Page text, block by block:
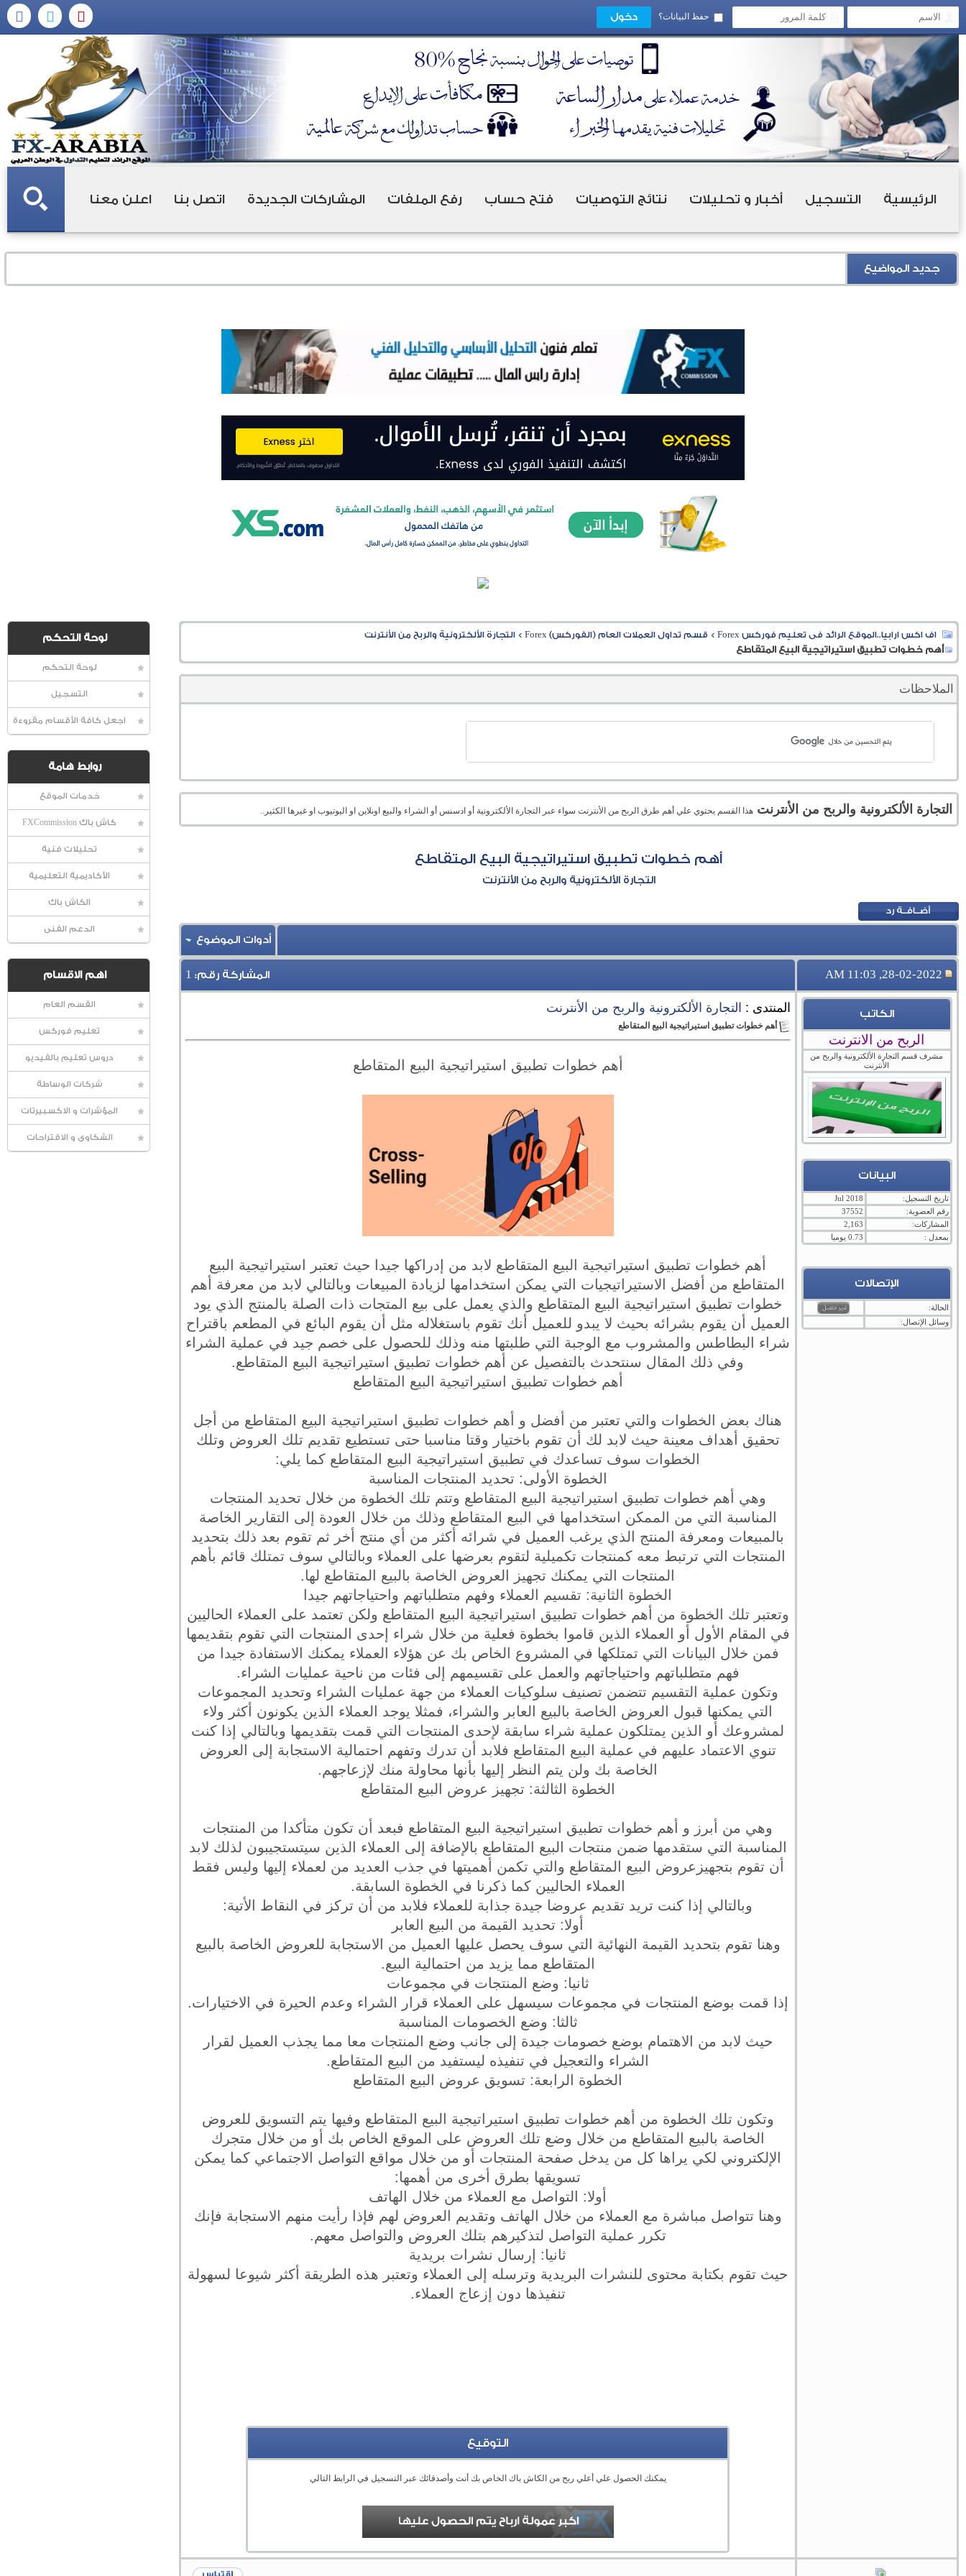
حفظ البيانات؟
الرئيسية التسجيل أخبار و تحليلات نتائج التوصيات فتح حساب رفع الملفات المشاركات الجديدة اتصل بنا اعلن معنا
جديد المواضيع
لوحة التحكم
لوحة التحكم
التسجيل
اجعل كافة الأقسام مقروءة
روابط هامة
خدمات الموقع
كاش باك FXCommission
تحليلات فنية
الأكاديمية التعليمية
الكاش باك
الدعم الفنى
اهم الاقسام
القسم العام
تعليم فوركس
دروس تعليم بالفيديو
شركات الوساطة
المؤشرات و الاكسبيرتات
الشكاوى و الاقتراحات
اف اكس ارابيا..الموقع الرائد فى تعليم فوركس Forex > قسم تداول العملات العام (الفوركس) Forex >التجارة الألكترونية والربح من الأنترنت
أهم خطوات تطبيق استيراتيجية البيع المتقاطع
الملاحظات
التجارة الألكترونية والربح من الأنترنت هذا القسم يحتوي علي أهم طرق الربح من الأنترنت سواء عبر التجارة الألكترونية أو ادسنس أو الشراء والبيع اونلاين او اليوتيوب او غيرها الكثير..
أهم خطوات تطبيق استيراتيجية البيع المتقاطع
التجارة الألكترونية والربح من الأنترنت
أدوات الموضوع
28-02-2022, 11:03 AM المشاركة رقم: 1
الكاتب
الربح من الانترنت
مشرف قسم التجارة الألكترونية والربح من
الأنترنت
البيانات
تاريخ التسجيل:
Jul 2018
رقم العضوية:
37552
المشاركات:
2,163
بمعدل :
0.73 يوميا
الإتصالات
الحالة:
وسائل الإتصال:
المنتدى : التجارة الألكترونية والربح من الأنترنت
أهم خطوات تطبيق استيراتيجية البيع المتقاطع
أهم خطوات تطبيق استيراتيجية البيع المتقاطع
أهم خطوات تطبيق استيراتيجية البيع المتقاطع لابد من إدراكها جيدا حيث تعتبر استيراتيجية البيع
المتقاطع من أفضل الاستيراتيجيات التي يمكن استخدامها لزيادة المبيعات وبالتالي لابد من معرفة أهم
خطوات تطبيق استيراتيجية البيع المتقاطع والذي يعمل على بيع المتجات ذات الصلة بالمنتج الذي يود
العميل أن يقوم بشرائه بحيث لا يبدو للعميل أنك تقوم باستغلاله مثل أن يقوم البائع في المطعم باقتراح
شراء البطاطس والمشروب مع الوجبة التي طلبتها منه وذلك للحصول على خصم جيد في عملية الشراء
وفي ذلك المقال سنتحدث بالتفصيل عن أهم خطوات تطبيق استيراتيجية البيع المتقاطع.
أهم خطوات تطبيق استيراتيجية البيع المتقاطع
هناك بعض الخطوات والتي تعتبر من أفضل و أهم خطوات تطبيق استيراتيجية البيع المتقاطع من أجل
تحقيق أهداف معينة حيث لابد لك أن تقوم باختيار وقتا مناسبا حتى تستطيع تقديم تلك العروض وتلك
الخطوات سوف تساعدك في تطبيق استيراتيجية البيع المتقاطع كما يلي:
الخطوة الأولى: تحديد المنتجات المناسبة
وهي أهم خطوات تطبيق استيراتيجية البيع المتقاطع وتتم تلك الخطوة من خلال تحديد المنتجات
المناسبة التي من الممكن استخدامها في البيع المتقاطع وذلك من خلال العودة إلى التقارير الخاصة
بالمبيعات ومعرفة المنتج الذي يرغب العميل في شرائه أكثر من أي منتج أخر ثم تقوم بعد ذلك بتحديد
المنتجات التي ترتبط معه كمنتجات تكميلية لتقوم بعرضها على العملاء وبالتالي سوف تمتلك قائم بأهم
المنتجات التي يمكنك تجهيز العروض الخاصة بالبيع المتقاطع لها.
الخطوة الثانية: تقسيم العملاء وفهم متطلباتهم واحتياجاتهم جيدا
وتعتبر تلك الخطوة من أهم خطوات تطبيق استيراتيجية البيع المتقاطع ولكن تعتمد على العملاء الحاليين
في المقام الأول أو العملاء الذين قاموا بخطوة فعلية من خلال شراء إحدى المنتجات التي تقوم بتقديمها
فمن خلال البيانات التي تمتلكها في المشروع الخاص بك عن هؤلاء العملاء يمكنك الاستفادة جيدا من
فهم متطلباتهم واحتياجاتهم والعمل على تقسيمهم إلى فئات من ناحية عمليات الشراء.
وتكون عملية التقسيم تتضمن تصنيف سلوكيات العملاء من جهة عمليات الشراء وتحديد المجموعات
التي يمكنها قبول العروض الخاصة بالبيع العابر والشراء، فمثلا يوجد العملاء الذين يكونون أكثر ولاء
لمشروعك أو الذين يمتلكون عملية شراء سابقة لإحدى المنتجات التي قمت بتقديمها وبالتالي إذا كنت
تنوي الاعتماد عليهم في عملية البيع المتقاطع فلابد أن تدرك وتفهم احتمالية الاستجابة إلى العروض
الخاصة بك ولن يتم النظر إليها بأنها محاولة منك لإزعاجهم.
الخطوة الثالثة: تجهيز عروض البيع المتقاطع
وهي من أبرز و أهم خطوات تطبيق استيراتيجية البيع المتقاطع فبعد أن تكون متأكدا من المنتجات
المناسبة التي ستقدمها ضمن منتجات البيع المتقاطع بالإضافة إلى العملاء الذين سيتستجيبون لذلك لابد
أن تقوم بتجهيزعروض البيع المتقاطع والتي تكمن أهميتها في جذب العديد من لعملاء إليها وليس فقط
العملاء الحاليين كما ذكرنا في الخطوة السابقة.
وبالتالي إذا كنت تريد تقديم عروضا جيدة جذابة للعملاء فلابد من أن تركز في النقاط الأتية:
أولا: تحديد القيمة من البيع العابر
وهنا تقوم بتحديد القيمة النهائية التي سوف يحصل عليها العميل من الاستجابة للعروض الخاصة بالبيع
المتقاطع مما يزيد من احتمالية البيع.
ثانيا: وضع المنتجات في مجموعات
إذا قمت بوضع المنتجات في مجموعات سيسهل على العملاء قرار الشراء وعدم الحيرة في الاختيارات.
ثالثا: وضع الخصومات المناسبة
حيث لابد من الاهتمام بوضع خصومات جيدة إلى جانب وضع المنتجات معا مما يجذب العميل لقرار
الشراء والتعجيل في تنفيذه ليستفيد من البيع المتقاطع.
الخطوة الرابعة: تسويق عروض البيع المتقاطع
وتكون تلك الخطوة من أهم خطوات تطبيق استيراتيجية البيع المتقاطع وفيها يتم التسويق للعروض
الخاصة بالبيع المتقاطع من خلال وضع تلك العروض على الموقع الخاص بك أو من خلال متجرك
الإلكتروني لكي يراها كل من يدخل صفحة المنتجات أو من خلال مواقع التواصل الاجتماعي كما يمكن
تسويقها بطرق أخرى من أهمها:
أولا: التواصل مع العملاء من خلال الهاتف
وهنا تتواصل مباشرة مع العملاء من خلال الهاتف وتقديم العروض لهم فإذا رأيت منهم الاستجابة فإنك
تكرر عملية التواصل لتذكيرهم بتلك العروض والتواصل معهم.
ثانيا: إرسال نشرات بريدية
حيث تقوم بكتابة محتوى للنشرات البريدية وترسله إلى العملاء وتعتبر هذه الطريقة أكثر شيوعا لسهولة
تنفيذها دون إزعاج العملاء.
التوقيع
يمكنك الحصول علي أعلي ربح من الكاش باك الخاص بك أنت وأصدقائك عبر التسجيل في الرابط التالي